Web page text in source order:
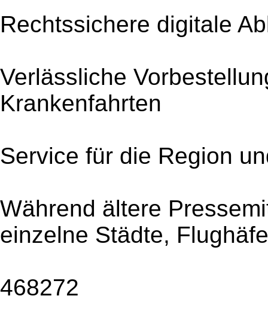
Rechtssichere digitale
Verlässliche
Krankenfahrten
Service für die Region
Während ältere
einzelne Städte,
468272